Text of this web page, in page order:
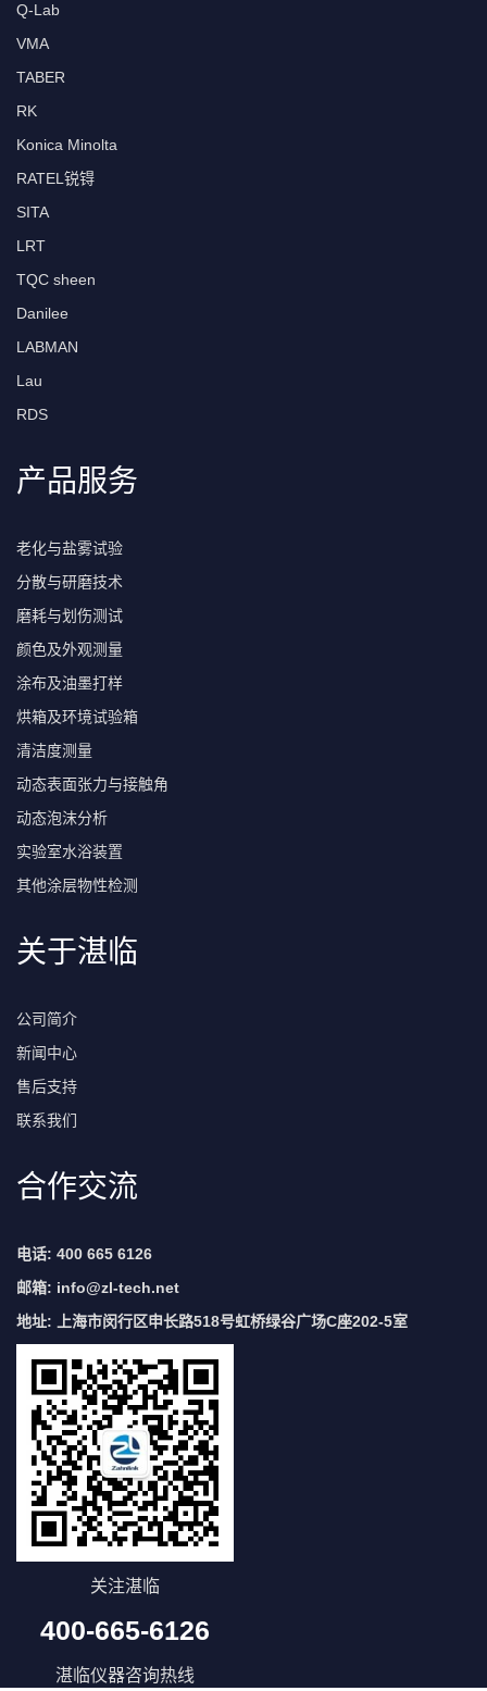
Q-Lab
VMA
TABER
RK
Konica Minolta
RATEL锐锝
SITA
LRT
TQC sheen
Danilee
LABMAN
Lau
RDS
产品服务
老化与盐雾试验
分散与研磨技术
磨耗与划伤测试
颜色及外观测量
涂布及油墨打样
烘箱及环境试验箱
清洁度测量
动态表面张力与接触角
动态泡沫分析
实验室水浴装置
其他涂层物性检测
关于湛临
公司简介
新闻中心
售后支持
联系我们
合作交流
电话: 400 665 6126
邮箱: info@zl-tech.net
地址: 上海市闵行区申长路518号虹桥绿谷广场C座202-5室
关注湛临
400-665-6126
湛临仪器咨询热线